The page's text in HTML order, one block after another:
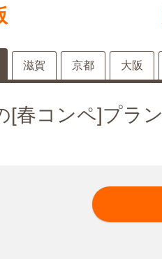
滋賀 京都 大阪
[春コンペ]プラン